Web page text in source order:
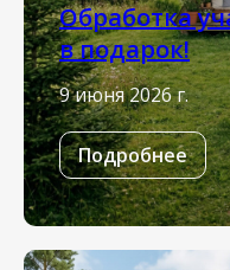
Обработка
в подарок!
9 июня 2026 г.
Подробнее